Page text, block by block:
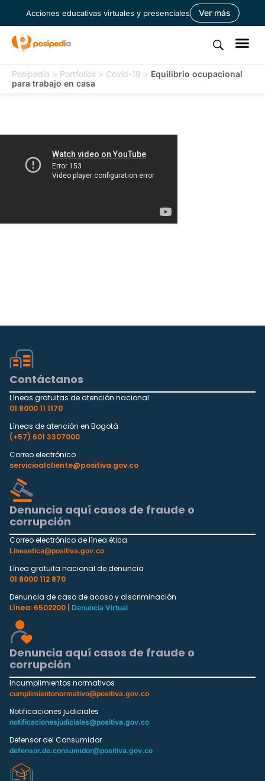
Acciones educativas virtuales y presenciales Ver más
Posipedia > Portfolios > Covid-19 > Equilibrio ocupacional
para trabajo en casa
Contáctanos
Líneas gratuitas de atención nacional
01 8000 11 1170
Líneas de atención en Bogotá
(+57) 601 3307000
Correo electrónico
servicioalcliente@positiva.gov.co
Denuncia aquí casos de fraude o
corrupción
Correo electrónico de línea ética
Lineaetica@positiva.gov.co
Línea gratuita nacional de denuncia
01 8000 112 870
Denuncia de caso de acoso y discriminación
Línea: 6502200 |
Denuncia Virtual
Denuncia aquí casos de fraude o
corrupción
Incumplimientos normativos
cumplimientonormativo@positiva.gov.co
Notificaciones judiciales
notificacionesjudiciales@positiva.gov.co
Defensor del Consumidor
defensor.de.consumidor@positiva.gov.co